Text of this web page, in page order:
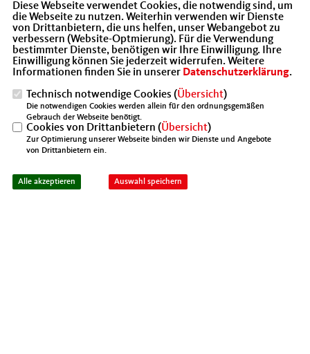
fortgesetz. Am 23. Februar 2014 spielte
stimmte sich der Mittelstand wieder mit
musikaöischer Unterstützung des
Lichtenrader Orchesters unter der Leitung
von Andreas Harmjanz auf das neue Jahr ein.
Diese Webseite verwendet Cookies, die notwendig sind, um
die Webseite zu nutzen. Weiterhin verwenden wir Dienste
von Drittanbietern, die uns helfen, unser Webangebot zu
verbessern (Website-Optmierung). Für die Verwendung
bestimmter Dienste, benötigen wir Ihre Einwilligung. Ihre
Einwilligung können Sie jederzeit widerrufen. Weitere
Informationen finden Sie in unserer Datenschutzerklärung.
Technisch notwendige Cookies (Übersicht)
Die notwendigen Cookies werden allein für den ordnungsgemäßen
Gebrauch der Webseite benötigt.
Cookies von Drittanbietern (Übersicht)
Zur Optimierung unserer Webseite binden wir Dienste und Angebote
von Drittanbietern ein.
Alle akzeptieren Auswahl speichern